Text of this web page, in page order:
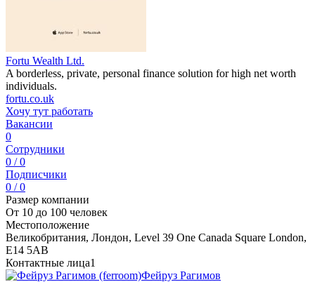
Fortu Wealth Ltd.
A borderless, private, personal finance solution for high net worth
individuals.
fortu.co.uk
Хочу тут работать
Вакансии
0
Сотрудники
0 / 0
Подписчики
0 / 0
Размер компании
От 10 до 100 человек
Местоположение
Великобритания, Лондон, Level 39 One Canada Square London,
E14 5AB
Контактные лица1
Фейруз Рагимов